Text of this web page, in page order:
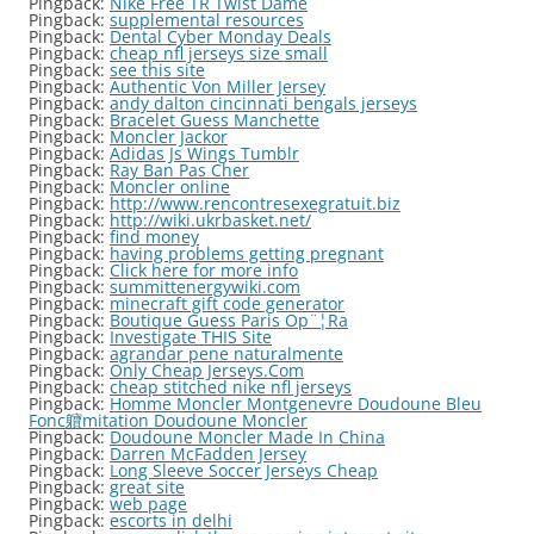
Pingback: supplemental resources
Pingback: Dental Cyber Monday Deals
Pingback: cheap nfl jerseys size small
Pingback: see this site
Pingback: Authentic Von Miller Jersey
Pingback: andy dalton cincinnati bengals jerseys
Pingback: Bracelet Guess Manchette
Pingback: Moncler Jackor
Pingback: Adidas Js Wings Tumblr
Pingback: Ray Ban Pas Cher
Pingback: Moncler online
Pingback: http://www.rencontresexegratuit.biz
Pingback: http://wiki.ukrbasket.net/
Pingback: find money
Pingback: having problems getting pregnant
Pingback: Click here for more info
Pingback: summittenergywiki.com
Pingback: minecraft gift code generator
Pingback: Boutique Guess Paris Op¨¦Ra
Pingback: Investigate THIS Site
Pingback: agrandar pene naturalmente
Pingback: Only Cheap Jerseys.Com
Pingback: cheap stitched nike nfl jerseys
Pingback: Homme Moncler Montgenevre Doudoune Bleu
Fonc軉mitation Doudoune Moncler
Pingback:Doudoune Moncler Made In China
Pingback: Darren McFadden Jersey
Pingback: Long Sleeve Soccer Jerseys Cheap
Pingback: great site
Pingback: web page
Pingback: escorts in delhi